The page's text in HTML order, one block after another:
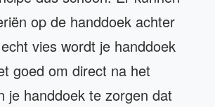
op de handdoek achter
vies wordt je handdoek
goed om direct na het
je handdoek te zorgen dat